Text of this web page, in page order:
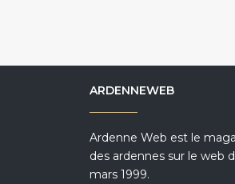
ARDENNEWEB
Ardenne Web est le
des ardennes sur le web
mars 1999.